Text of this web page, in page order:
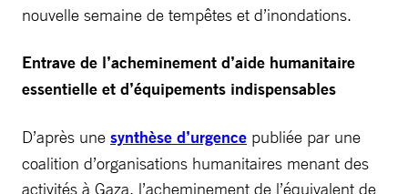
nouvelle semaine de tempêtes et d’inondations.
Entrave de l’acheminement d’aide humanitaire
essentielle et d’équipements indispensables
D’après une synthèse d’urgence publiée par une
coalition d’organisations humanitaires menant des
activités à Gaza, l’acheminement de l’équivalent de